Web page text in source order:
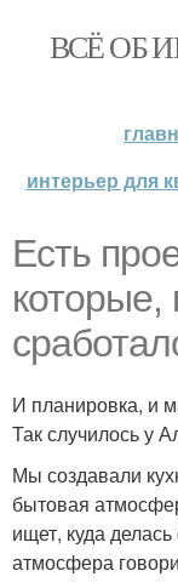
ВСЁ ОБ
интерьер для
Есть
которые,
И планировка, и
Так случилось у
Мы создавали
бытовая
ищет, куда
атмосфера